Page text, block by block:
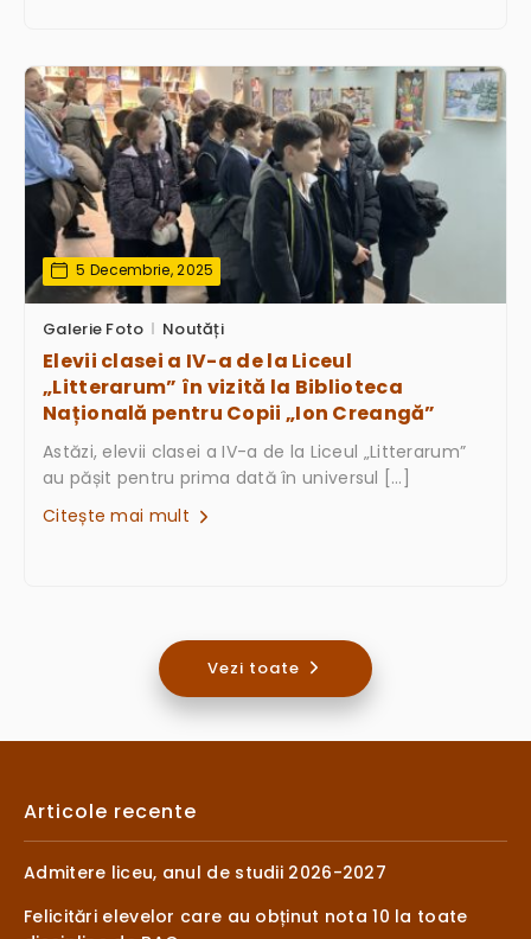
5 Decembrie, 2025
Galerie Foto Noutăți
Elevii clasei a IV-a de la Liceul
„Litterarum” în vizită la Biblioteca
Națională pentru Copii „Ion Creangă”
Astăzi, elevii clasei a IV-a de la Liceul „Litterarum”
au pășit pentru prima dată în universul […]
Citește mai mult
Vezi toate
Articole recente
Admitere liceu, anul de studii 2026-2027
Felicitări elevelor care au obținut nota 10 la toate